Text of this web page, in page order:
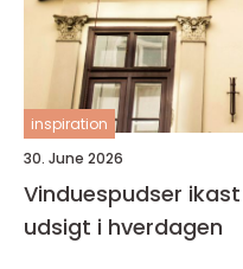
inspiration
30. June 2026
Vinduespudser ikast klare ruder og bedre
udsigt i hverdagen